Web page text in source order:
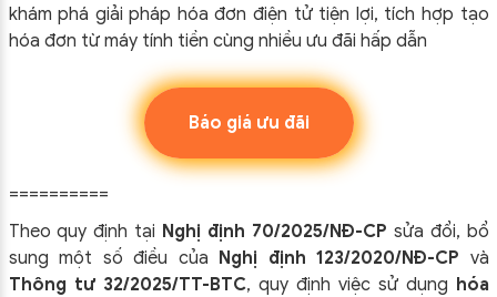
khám phá giải pháp hóa đơn điện tử tiện lợi, tích hợp tạo
hóa đơn từ máy tính tiền cùng nhiều ưu đãi hấp dẫn
Báo giá ưu đãi
==========
Theo quy định tại Nghị định 70/2025/NĐ-CP sửa đổi, bổ
sung một số điều của Nghị định 123/2020/NĐ-CP và
Thông tư 32/2025/TT-BTC, quy định việc sử dụng hóa